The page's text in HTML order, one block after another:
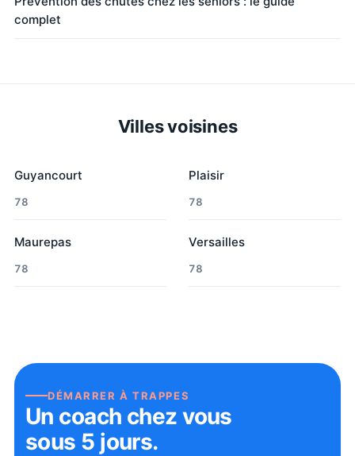
complet
Villes voisines
Guyancourt
78
Plaisir
78
Maurepas
78
Versailles
78
DÉMARRER ÀTRAPPES
Un coach chez vous
sous 5 jours.